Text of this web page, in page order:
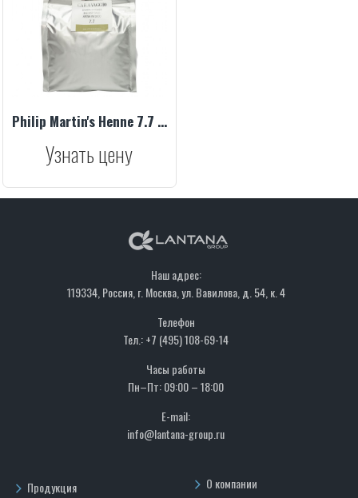
Philip Martin's Henne 7.7 1000 g
Узнать цену
Наш адрес:
119334, Россия, г. Москва, ул. Вавилова, д. 54, к. 4
Телефон
Тел.: +7 (495) 108-69-14
Часы работы
Пн–Пт: 09:00 – 18:00
E-mail:
info@lantana-group.ru
Продукция О компании